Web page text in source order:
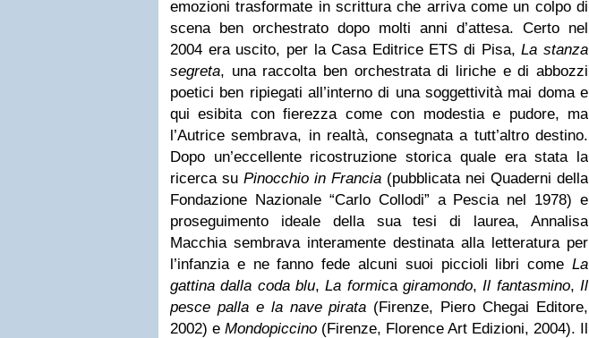
emozioni trasformate in scrittura che arriva come un colpo di
scena ben orchestrato dopo molti anni d’attesa. Certo nel
2004 era uscito, per la Casa Editrice ETS di Pisa,La stanza
segreta, una raccolta ben orchestrata di liriche e di abbozzi
poetici ben ripiegati all’interno di una soggettività mai doma e
qui esibita con fierezza come con modestia e pudore, ma
l’Autrice sembrava, in realtà, consegnata a tutt’altro destino.
Dopo un’eccellente ricostruzione storica quale era stata la
ricerca su Pinocchio in Francia (pubblicata nei Quaderni della
Fondazione Nazionale “Carlo Collodi” a Pescia nel 1978) e
proseguimento ideale della sua tesi di laurea, Annalisa
Macchia sembrava interamente destinata alla letteratura per
l’infanzia e ne fanno fede alcuni suoi piccioli libri come La
gattina dalla coda blu,La formicagiramondo,Il fantasmino,Il
pesce palla e la nave pirata (Firenze, Piero Chegai Editore,
2002) e Mondopiccino (Firenze, Florence Art Edizioni, 2004). Il